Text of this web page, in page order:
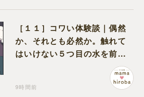
［１１］コワい体験談｜偶然
か、それとも必然か。触れて
はいけない５つ目の水を前に
9時間前